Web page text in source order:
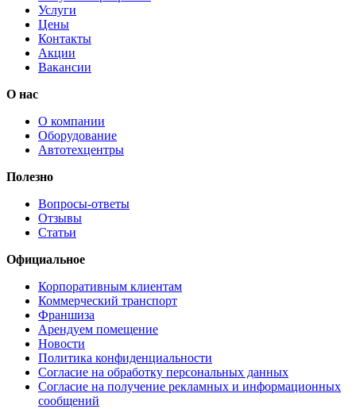
Услуги
Цены
Контакты
Акции
Вакансии
О нас
О компании
Оборудование
Автотехцентры
Полезно
Вопросы-ответы
Отзывы
Статьи
Официальное
Корпоративным клиентам
Коммерческий транспорт
Франшиза
Арендуем помещение
Новости
Политика конфиденциальности
Согласие на обработку персональных данных
Согласие на получение рекламных и информационных
сообщений